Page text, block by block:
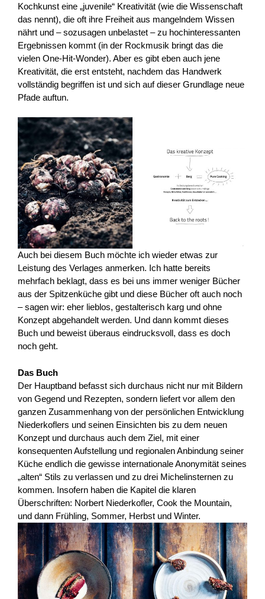
Kochkunst eine „juvenile“ Kreativität (wie die Wissenschaft
das nennt), die oft ihre Freiheit aus mangelndem Wissen
nährt und – sozusagen unbelastet – zu hochinteressanten
Ergebnissen kommt (in der Rockmusik bringt das die
vielen One-Hit-Wonder). Aber es gibt eben auch jene
Kreativität, die erst entsteht, nachdem das Handwerk
vollständig begriffen ist und sich auf dieser Grundlage neue
Pfade auftun.
Auch bei diesem Buch möchte ich wieder etwas zur
Leistung des Verlages anmerken. Ich hatte bereits
mehrfach beklagt, dass es bei uns immer weniger Bücher
aus der Spitzenküche gibt und diese Bücher oft auch noch
– sagen wir: eher lieblos, gestalterisch karg und ohne
Konzept abgehandelt werden. Und dann kommt dieses
Buch und beweist überaus eindrucksvoll, dass es doch
noch geht.
Das Buch
Der Hauptband befasst sich durchaus nicht nur mit Bildern
von Gegend und Rezepten, sondern liefert vor allem den
ganzen Zusammenhang von der persönlichen Entwicklung
Niederkoflers und seinen Einsichten bis zu dem neuen
Konzept und durchaus auch dem Ziel, mit einer
konsequenten Aufstellung und regionalen Anbindung seiner
Küche endlich die gewisse internationale Anonymität seines
„alten“ Stils zu verlassen und zu drei Michelinsternen zu
kommen. Insofern haben die Kapitel die klaren
Überschriften: Norbert Niederkofler, Cook the Mountain,
und dann Frühling, Sommer, Herbst und Winter.